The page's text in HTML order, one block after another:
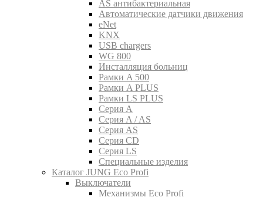
AS антибактериальная
Aвтоматические датчики движения
eNet
KNX
USB chargers
WG 800
Инсталляция больниц
Рамки A 500
Рамки A PLUS
Рамки LS PLUS
Серия A
Серия A / AS
Серия AS
Серия CD
Серия LS
Специальные изделия
Каталог JUNG Eco Profi
Выключатели
Механизмы Eco Profi